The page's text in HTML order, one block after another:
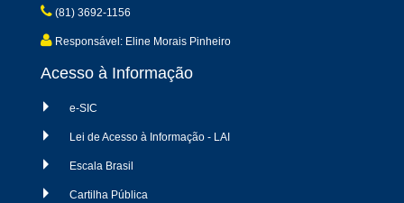
(81) 3692-1156
Responsável: Eline Morais Pinheiro
Acesso à Informação
e-SIC
Lei de Acesso à Informação - LAI
Escala Brasil
Cartilha Pública